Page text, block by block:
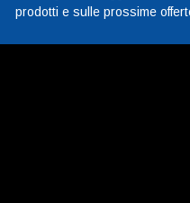
prodotti e sulle prossime